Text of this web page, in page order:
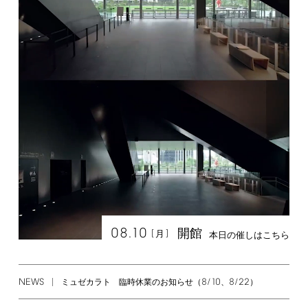
08.10 [ 月 ] 開館 本日の催しはこちら
NEWS ミュゼカラト 臨時休業のお知らせ（ 8/10、 8/22 ）